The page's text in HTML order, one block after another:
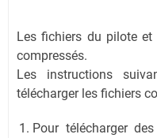
Les fichiers du pilote
compressés.
Les instructions
télécharger les fichiers
Pour télécharger